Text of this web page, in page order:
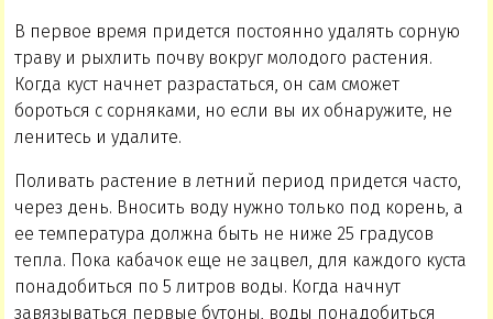
В первое время придется постоянно удалять сорную
траву и рыхлить почву вокруг молодого растения.
Когда куст начнет разрастаться, он сам сможет
бороться с сорняками, но если вы их обнаружите, не
ленитесь и удалите.
Поливать растение в летний период придется часто,
через день. Вносить воду нужно только под корень, а
ее температура должна быть не ниже 25 градусов
тепла. Пока кабачок еще не зацвел, для каждого куста
понадобиться по 5 литров воды. Когда начнут
завязываться первые бутоны, воды понадобиться